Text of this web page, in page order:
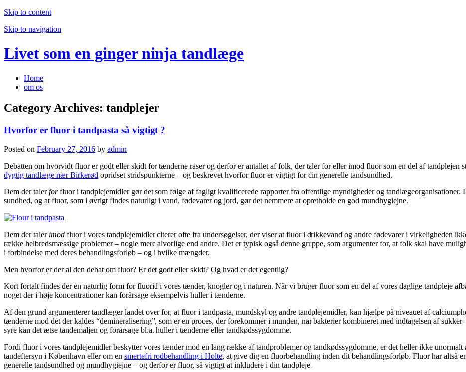
Skip to content
Skip to navigation
Livet som en ginger ninja tandlæge
Home
om os
Category Archives: tandplejer
Hvorfor er fluor i tandpasta så vigtigt ?
Posted on February 27, 2016 by admin
Debatten om hvorvidt fluor er godt eller skidt for tænderne raser og derfor er antallet af folk, der taler for eller imod fluor som en del af tandplejen
dygtig tandlæge nær Birkerød opridset stridspunkterne – og beskrevet hvorfor fluor er vigtigt for din generelle tandsundhed.
Dem der talerforfluor i tandplejemidler gør det som følge af fagligt kvalificerede rapporter fra offentlige myndigheder og tandlægeorganisationer.
sundhed, og at fluor, som i øvrigt findes naturligt i vand, fødevarer og jord, gør det nemmere at opretholde en god mundhygiejne.
Dem der taler imod fluor i vores tandplejemidler citerer ofte fra undersøgelser, der viser at fluor i drikkevand og andre fødevarer i virkeligheden
række helbredsmæssige problemer – nogle mere alvorlige end andre. Det er typisk også denne gruppe, som argumenter for, at folk skal have
i forbindelse med deres behandlingsforløb – og i hvilke mængder.
Men hvorfor er der al den debat om fluor? Er det godt eller skidt? Og hvad er det egentlig?
Kort fortalt findes der en naturlig form for fluorid i vores tænder, knogler og i naturen. Når vi bruger fluor som en del af vores daglige tandpleje
noget der i høje koncentrationer kan forårsage eksempelvis huller i tænderne.
Af den grund argumenterer tandlæger landet over for, at fluor i tandpasta, mundskyl og andre tandplejemidler, kan hjælpe på niveauet af
tænderne mod det der kaldes “demineralisering”, som er en proces, der forekommer i munden, når bakterier kombineret med indtagelsen af
syre kan det ætse tandemaljen og forårsage bl.a. huller i tænderne eller tandkødssygdomme.
Fordi fluor i vores tandplejemidler beskytter vores tænder mod en lang række af tandproblemer og tandkødssygdomme, er det heller ikke
tandeftersyn i København eller om en smertefri rodbehandling i Holte, at give dig en fluorbehandling inden dit behandlingsforløb. Fluor har altså
generelle tandsundhed og mundhygiejne – og derfor er fluor, så vigtigt at inkludere i din tandpleje.